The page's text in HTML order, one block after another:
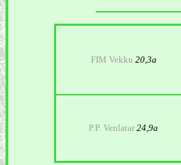
FIM Vekku 20,3a
P.P. Venlatar 24,9a